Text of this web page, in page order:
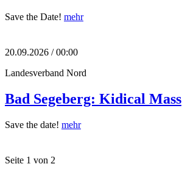
Save the Date! mehr
20.09.2026 / 00:00
Landesverband Nord
Bad Segeberg: Kidical Mass
Save the date! mehr
Seite 1 von 2